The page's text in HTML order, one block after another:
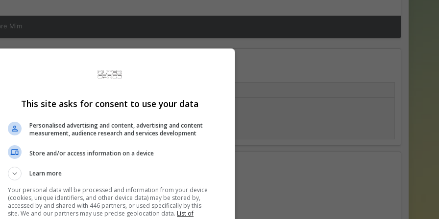
Mim
▐▀▀▀▀▀▀▀▀▀▀▀▀▀▀
█░░PIROCANDO ░░░▐
▌█░░░░░ 17░░░░░░░▌
This site asks for consent to use your data
Personalised advertising and content, advertising and content
measurement, audience research and services development
Store and/or access information on a device
Learn more
Your personal data will be processed and information from your device
(cookies, unique identifiers, and other device data) may be stored by,
accessed by and shared with 446 partners, or used specifically by this
site. We and our partners may use precise geolocation data. List of